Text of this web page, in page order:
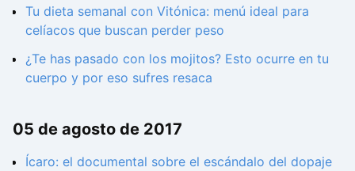
Tu dieta semanal con Vitónica: menú ideal para
celíacos que buscan perder peso
¿Te has pasado con los mojitos? Esto ocurre en tu
cuerpo y por eso sufres resaca
05 de agosto de 2017
Ícaro: el documental sobre el escándalo del dopaje